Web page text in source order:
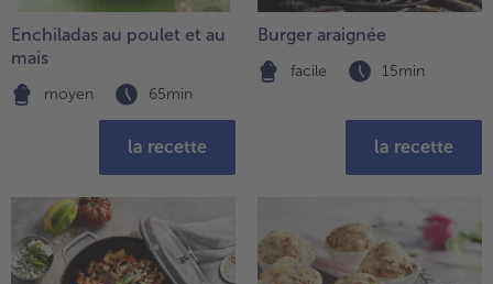
- 5 € à l’achat de 7 menus au choix
Enchiladas au poulet et au
mais
moyen 65min
la recette
Burger araignée
facile 15min
la recette